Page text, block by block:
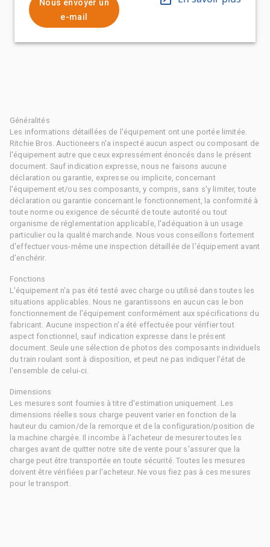
Nous envoyer un
e-mail
Généralités
Les informations détaillées de l'équipement ont une portée limitée.
Ritchie Bros. Auctioneers n'a inspecté aucun aspect ou composant de
l'équipement autre que ceux expressément énoncés dans le présent
document. Sauf indication expresse, nous ne faisons aucune
déclaration ou garantie, expresse ou implicite, concernant
l'équipement et/ou ses composants, y compris, sans s'y limiter, toute
déclaration ou garantie concernant le fonctionnement, la conformité à
toute norme ou exigence de sécurité de toute autorité ou tout
organisme de réglementation applicable, l'adéquation à un usage
particulier ou la qualité marchande. Nous vous conseillons fortement
d'effectuer vous-même une inspection détaillée de l'équipement avant
d'enchérir.
Fonctions
L'équipement n'a pas été testé avec charge ou utilisé dans toutes les
situations applicables. Nous ne garantissons en aucun cas le bon
fonctionnement de l'équipement conformément aux spécifications du
fabricant. Aucune inspection n'a été effectuée pour vérifier tout
aspect fonctionnel, sauf indication expresse dans le présent
document. Seule une sélection de photos des composants individuels
du train roulant sont à disposition, et peut ne pas indiquer l'état de
l'ensemble de celui-ci.
Dimensions
Les mesures sont fournies à titre d'estimation uniquement. Les
dimensions réelles sous charge peuvent varier en fonction de la
hauteur du camion/de la remorque et de la configuration/position de
la machine chargée. Il incombe à l'acheteur de mesurer toutes les
charges avant de quitter notre site de vente pour s'assurer que la
charge peut être transportée en toute sécurité. Toutes les mesures
doivent être vérifiées par l'acheteur. Ne vous fiez pas à ces mesures
pour le transport.